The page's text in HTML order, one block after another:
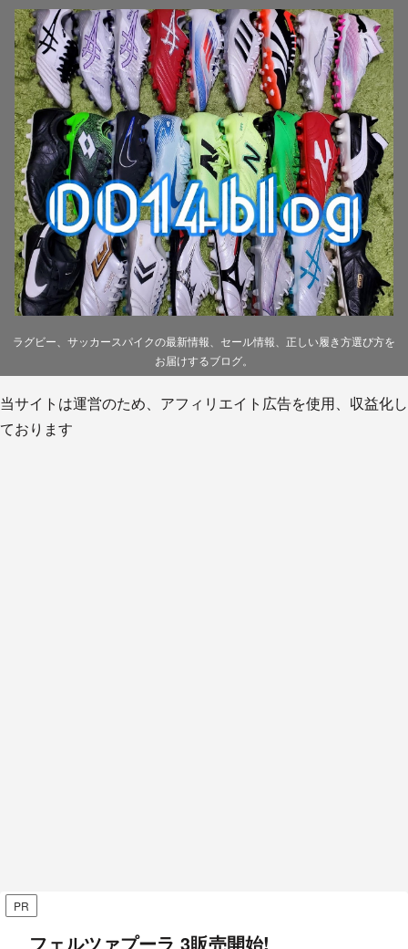
ラグビー、サッカースパイクの最新情報、セール情報、正しい履き方選び方を
お届けするブログ。
当サイトは運営のため、アフィリエイト広告を使用、収益化し
ております
PR
フェルツァプーラ 3販売開始!